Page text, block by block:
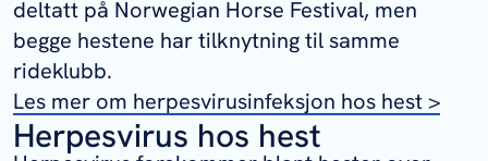
deltatt på Norwegian Horse Festival, men
begge hestene har tilknytning til samme
rideklubb.
Les mer om herpesvirusinfeksjon hos hest >
Herpesvirus hos hest